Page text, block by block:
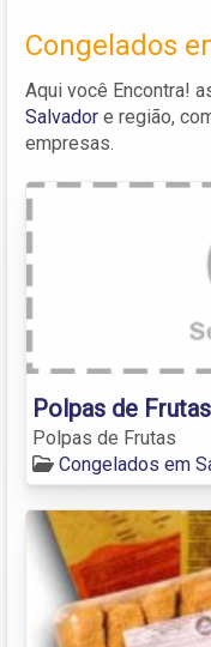
Congelados
Aqui você Encontra!
Salvador e região,
empresas.
Polpas de Frutas
Polpas de Frutas
Congelados em